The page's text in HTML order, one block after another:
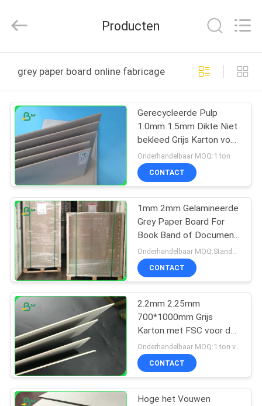
PRODUCTEN
OVER
ONS
FABRIEKSTOCHT
KWALITEITSCONTROLE
NEEM
CONTACT
MET
ONS
OP
NIEUWS
BMPAPER
CO.,LTD.
Reserved.
Producten
grey paper board online fabricage
Gerecycleerde Pulp
1.0mm 1.5mm Dikte Niet
bekleed Grijs Karton voor
Dozen
Onderhandelbaar MOQ:1 ton
CONTACT
1mm 2mm Gelamineerde
Grey Paper Board For
Book Band of Document
Vakjes
CONTACT
2.2mm 2.25mm
700*1000mm Grijs
Karton met FSC voor de
Verpakking van Vakjes
CONTACT
Hoge het Vouwen